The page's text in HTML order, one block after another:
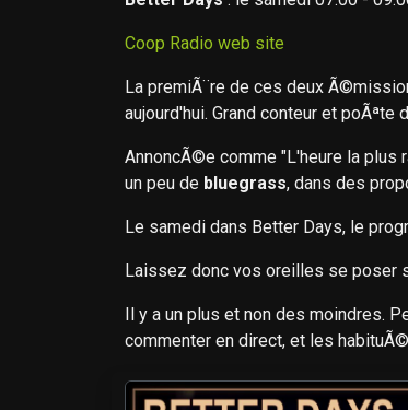
Coop Radio web site
La premiÃ¨re de ces deux
aujourd'hui. Grand conteur et
AnnoncÃ©e comme "L'heure la
un peu de bluegrass, dans des
Le samedi dans Better Days, le
Laissez donc vos oreilles se poser
Il y a un plus et non des moindres.
commenter en direct, et les